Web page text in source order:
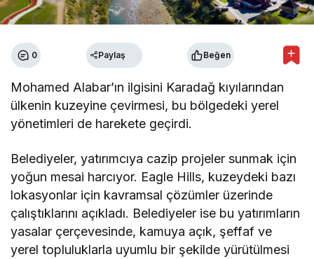
0 Paylaş Beğen
Mohamed Alabar’ın ilgisini Karadağ kıyılarından
ülkenin kuzeyine çevirmesi, bu bölgedeki yerel
yönetimleri de harekete geçirdi.
Belediyeler, yatırımcıya cazip projeler sunmak için
yoğun mesai harcıyor. Eagle Hills, kuzeydeki bazı
lokasyonlar için kavramsal çözümler üzerinde
çalıştıklarını açıkladı. Belediyeler ise bu yatırımların
yasalar çerçevesinde, kamuya açık, şeffaf ve
yerel topluluklarla uyumlu bir şekilde yürütülmesi